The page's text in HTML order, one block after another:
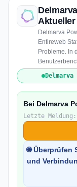
Delmarva
Entireweb
Probleme. In
Bei Delmarva
Letzte
🌐 Überprüfen
und